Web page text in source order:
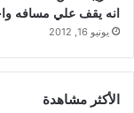
انه يقف علي مسافه
يونيو 16, 2012
الأكثر مشاهدة